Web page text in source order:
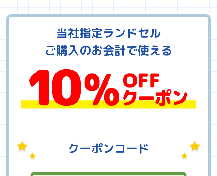
当社指定ランドセル
ご購入のお会計で使える
クーポンコード